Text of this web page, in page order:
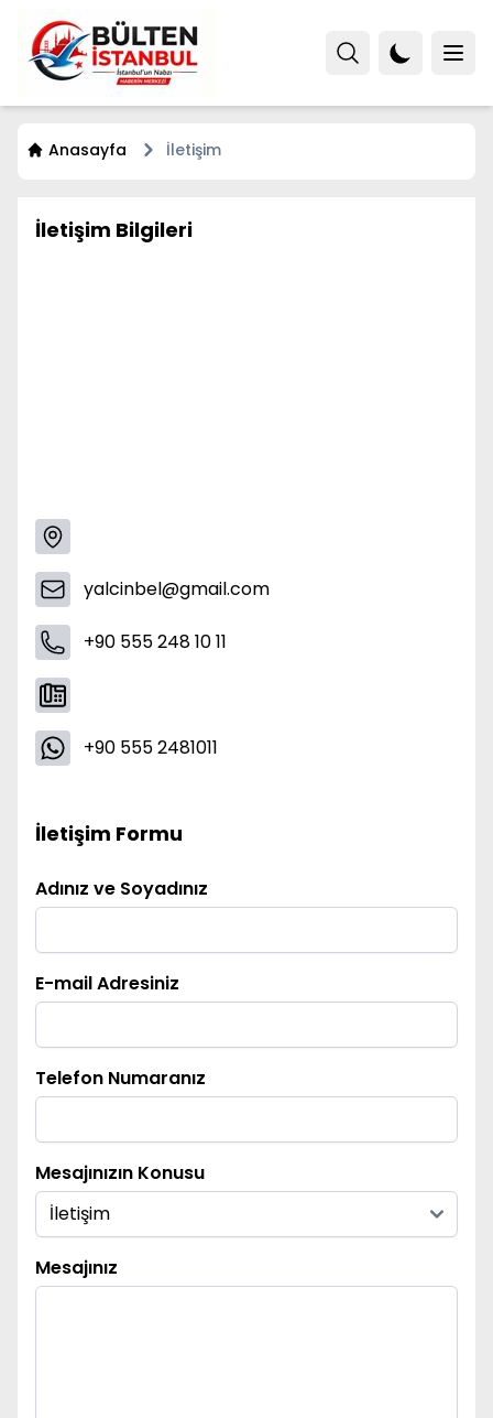
Anasayfa İletişim
İletişim Bilgileri
yalcinbel@gmail.com
+90 555 248 10 11
+90 555 2481011
İletişim Formu
Adınız ve Soyadınız
E-mail Adresiniz
Telefon Numaranız
Mesajınızın Konusu
Mesajınız